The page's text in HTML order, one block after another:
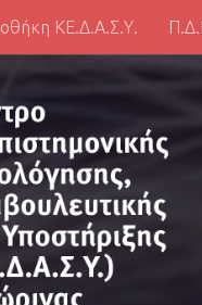
ΚΕ.Δ.Α.Σ.Υ.